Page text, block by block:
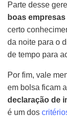
Parte desse
boas
certo
da noite para o
de tempo para
Por fim, vale
em bolsa ficam
declaração de
é um dos